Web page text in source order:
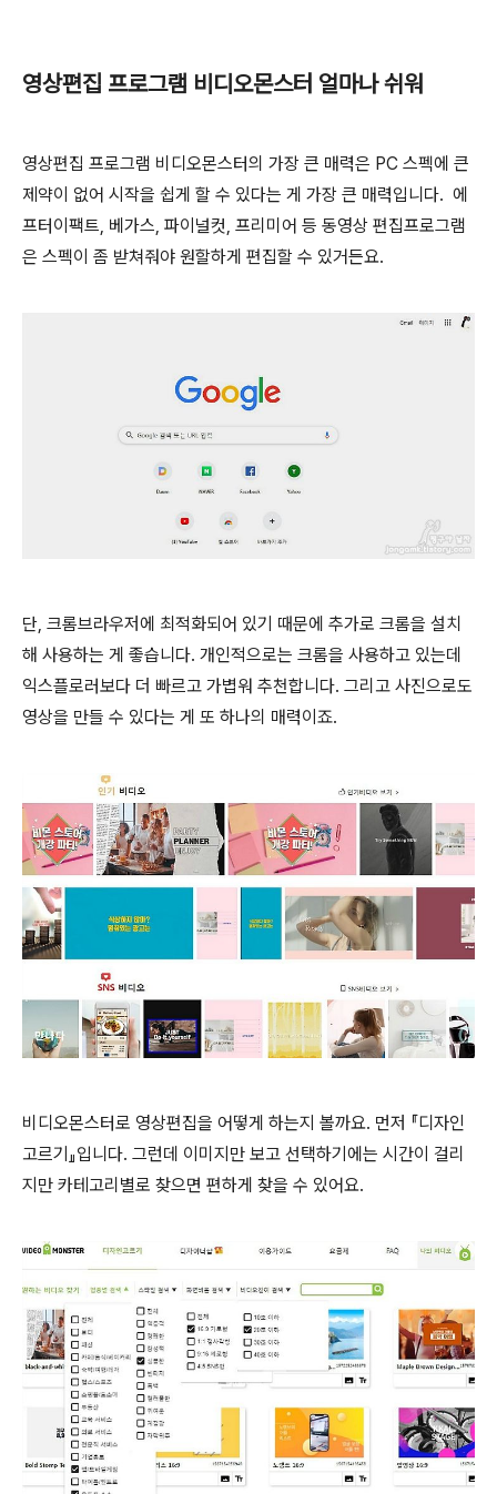
영상편집 프로그램 비디오몬스터 얼마나 쉬워
영상편집 프로그램 비디오몬스터의 가장 큰 매력은 PC 스펙에 큰
제약이 없어 시작을 쉽게 할 수 있다는 게 가장 큰 매력입니다. 에
프터이팩트, 베가스, 파이널컷, 프리미어 등 동영상 편집프로그램
은 스펙이 좀 받쳐줘야 원할하게 편집할 수 있거든요.
단, 크롬브라우저에 최적화되어 있기 때문에 추가로 크롬을 설치
해 사용하는 게 좋습니다. 개인적으로는 크롬을 사용하고 있는데
익스플로러보다 더 빠르고 가볍워 추천합니다. 그리고 사진으로도
영상을 만들 수 있다는 게 또 하나의 매력이죠.
비디오몬스터로 영상편집을 어떻게 하는지 볼까요. 먼저 『디자인
고르기』입니다. 그런데 이미지만 보고 선택하기에는 시간이 걸리
지만 카테고리별로 찾으면 편하게 찾을 수 있어요.